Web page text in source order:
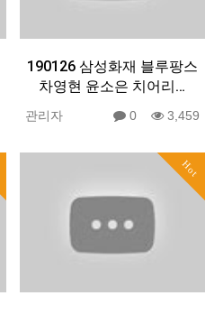
190126 삼성화재 블루팡스
차영현 윤소은 치어리…
관리자 0 3,459
Hot